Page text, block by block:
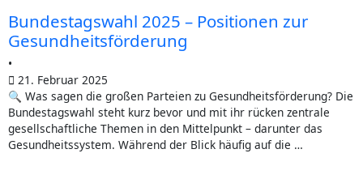
Bun­des­tags­wahl 2025 – Posi­tio­nen zur
Gesundheitsförderung
•
21. Februar 2025
🔍 Was sagen die gro­ßen Par­tei­en zu Gesundheitsförderung? Die
Bun­des­tags­wahl steht kurz bevor und mit ihr rücken zen­tra­le
gesell­schaft­li­che The­men in den Mit­tel­punkt – dar­un­ter das
Gesund­heits­sys­tem. Wäh­rend der Blick häu­fig auf die …